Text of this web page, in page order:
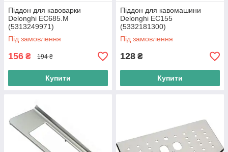
Піддон для кавоварки
Delonghi EC685.M
(5313249971)
Під замовлення
156 ₴ 194 ₴
Купити
Піддон для кавомашини
Delonghi EC155
(5332181300)
Під замовлення
128 ₴
Купити